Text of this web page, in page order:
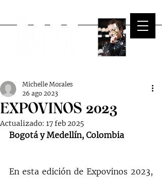
EXPOVINOS 2023
Michelle Morales
26 ago 2023
Actualizado: 17 feb 2025
Bogotá y Medellín, Colombia
En esta edición de Expovinos 2023,